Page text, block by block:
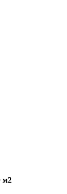
м2